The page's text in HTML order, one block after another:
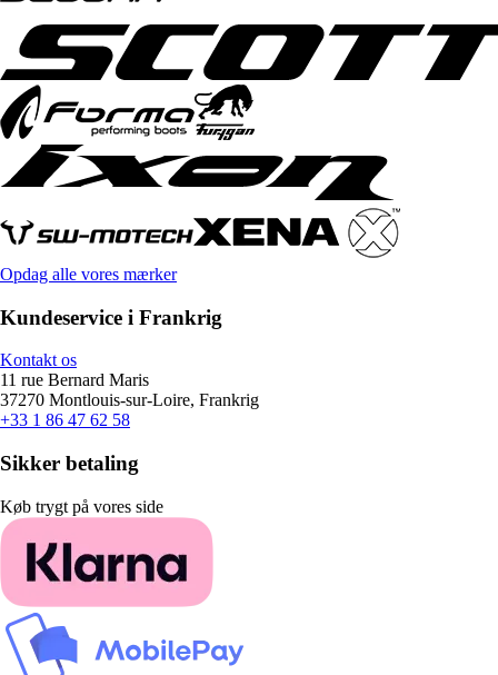
Opdag alle vores mærker
Kundeservice i Frankrig
Kontakt os
11 rue Bernard Maris
37270 Montlouis-sur-Loire, Frankrig
+33 1 86 47 62 58
Sikker betaling
Køb trygt på vores side